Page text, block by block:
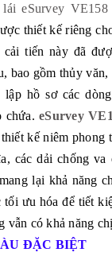
eSurvey VE158
thiết kế riêng
tiến này đã
bao gồm thủy
hồ sơ các
chứa. eSurvey
kế niêm phong
các dải chống va
lại khả năng
ưu hóa để tiết
vẫn có khả năng
ĐẶC BIỆT